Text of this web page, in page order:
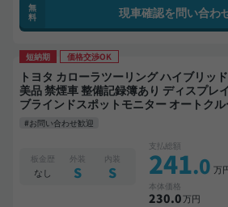
無
料
現車確認を問い合わ
短納期 価格交渉OK
トヨタ カローラツーリング ハイブリッ
美品 禁煙車 整備記録簿あり ディスプレ
ブラインドスポットモニター オートク
ー ETC バックモニター ドライブレコー
#お問い合わせ歓迎
板金歴
なし
外装
S
内装
S
支払総額
241.0 万
本体価格
230.0万円